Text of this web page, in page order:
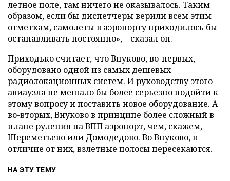
летное поле, там ничего не оказывалось. Таким
образом, если бы диспетчеры верили всем этим
отметкам, самолеты в аэропорту приходилось бы
останавливать постоянно», – сказал он.
Приходько считает, что Внуково, во-первых,
оборудовано одной из самых дешевых
радиолокационных систем. И руководству этого
авиаузла не мешало бы более серьезно подойти к
этому вопросу и поставить новое оборудование. А
во-вторых, Внуково в принципе более сложный в
плане руления на ВПП аэропорт, чем, скажем,
Шереметьево или Домодедово. Во Внуково, в
отличие от них, взлетные полосы пересекаются.
НА ЭТУ ТЕМУ